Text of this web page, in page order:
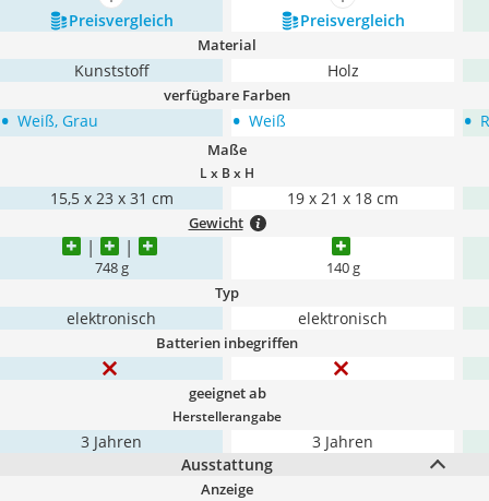
Preis­vergleich
Preis­vergleich
Material
Kunststoff Holz
verfügbare Farben
• Weiß, Grau • Weiß •
Maße
L x B x H
15,5 x 23 x 31 cm ‎19 x 21 x 18 cm
Gewicht
748 g 140 g
Typ
elektronisch elektronisch
Batterien inbegriffen
geeignet ab
Herstellerangabe
3 Jahren
3 Jahren
Ausstattung
Anzeige